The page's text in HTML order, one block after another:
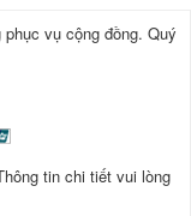
vụ cộng đồng. Quý
tin chi tiết vui lòng